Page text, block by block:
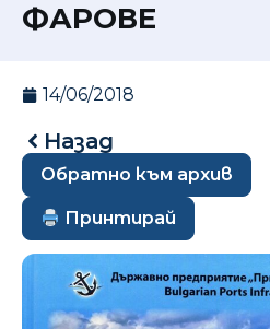
ФАРОВЕ
14/06/2018
Назад
Обратно към архив
Принтирай